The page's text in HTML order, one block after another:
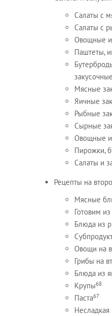
Салаты с
Салаты с
Овощные и
Паштеты,
Мясные
Яичные
Рыбные
Сырные
Овощные и
Пирожки,
Салаты и
Рецепты на
Мясные
Готовим
Блюда из
Овощи на
Грибы на
Блюда из
Крупы68
Паста67
Несладкая